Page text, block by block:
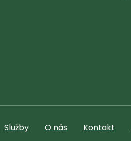
Služby O nás Kontakt